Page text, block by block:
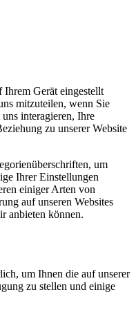
Gerät eingestellt
mitzuteilen, wenn Sie
interagieren, Ihre
zu unserer Website
um
Ihrer Einstellungen
einiger Arten von
auf unseren Websites
anbieten können.
um Ihnen die auf unserer
zu stellen und einige